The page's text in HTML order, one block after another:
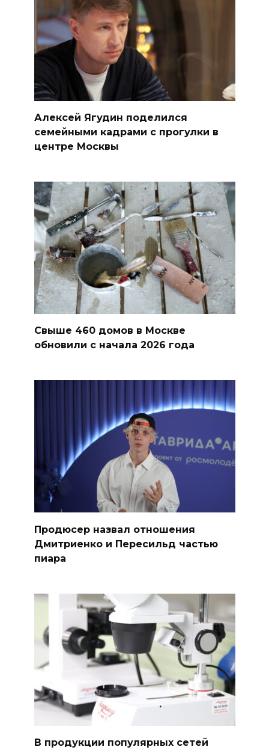
Алексей Ягудин поделился
семейными кадрами с прогулки в
центре Москвы
Свыше 460 домов в Москве
обновили с начала 2026 года
Продюсер назвал отношения
Дмитриенко и Пересильд частью
пиара
В продукции популярных сетей